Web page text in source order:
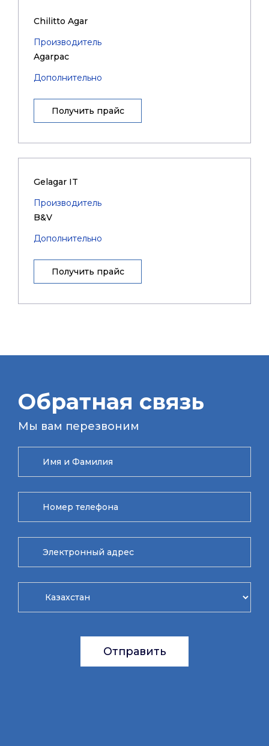
Chilitto Agar
Производитель
Agarpac
Дополнительно
Получить прайс
Gelagar IT
Производитель
B&V
Дополнительно
Получить прайс
Обратная связь
Мы вам перезвоним
Отправить